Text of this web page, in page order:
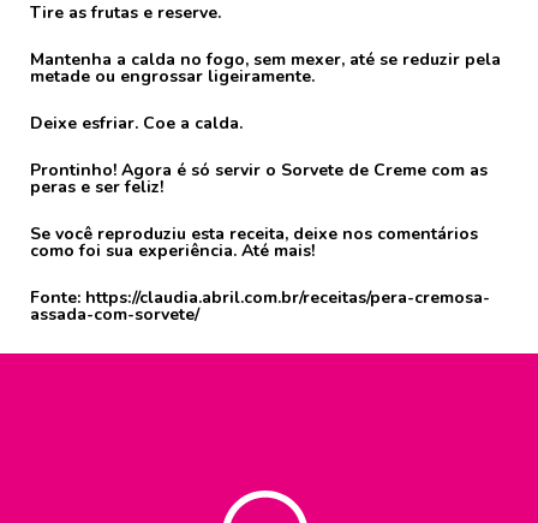
Tire as frutas e reserve.
Mantenha a calda no fogo, sem mexer, até se reduzir pela
metade ou engrossar ligeiramente.
Deixe esfriar. Coe a calda.
Prontinho! Agora é só servir o Sorvete de Creme com as
peras e ser feliz!
Se você reproduziu esta receita, deixe nos comentários
como foi sua experiência. Até mais!
Fonte: https://claudia.abril.com.br/receitas/pera-cremosa-
assada-com-sorvete/